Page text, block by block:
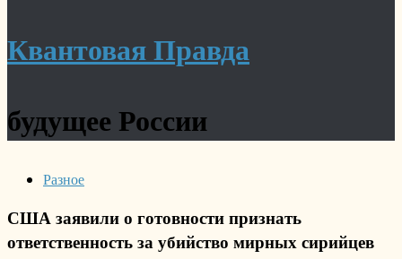
Квантовая Правда
будущее России
Разное
США заявили о готовности признать
ответственность за убийство мирных сирийцев